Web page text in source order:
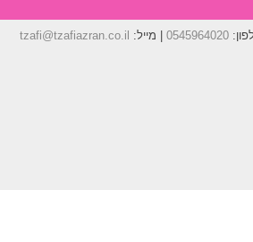
0545964020 | מייל: tzafi@tzafiazran.co.il